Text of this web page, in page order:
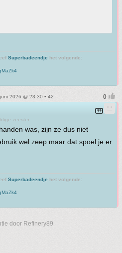
Superbadeendje het volgende:
2026 @ 23:30 • 42
zeester
was, zijn ze dus niet
wel zeep maar dat spoel je er
Superbadeendje het volgende:
door Refinery89